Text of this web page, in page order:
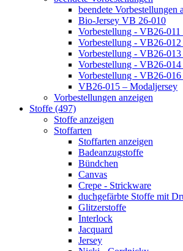
beendete Vorbestellungen
Bio-Jersey VB 26-010
Vorbestellung - VB26-011
Vorbestellung - VB26-012
Vorbestellung - VB26-
Vorbestellung - VB26-
Vorbestellung - VB26-
VB26-015 – Modaljersey
Vorbestellungen anzeigen
Stoffe (497)
Stoffe anzeigen
Stoffarten
Stoffarten anzeigen
Badeanzugstoffe
Bündchen
Canvas
Crepe - Strickware
duchgefärbte Stoffe mit
Glitzerstoffe
Interlock
Jacquard
Jersey